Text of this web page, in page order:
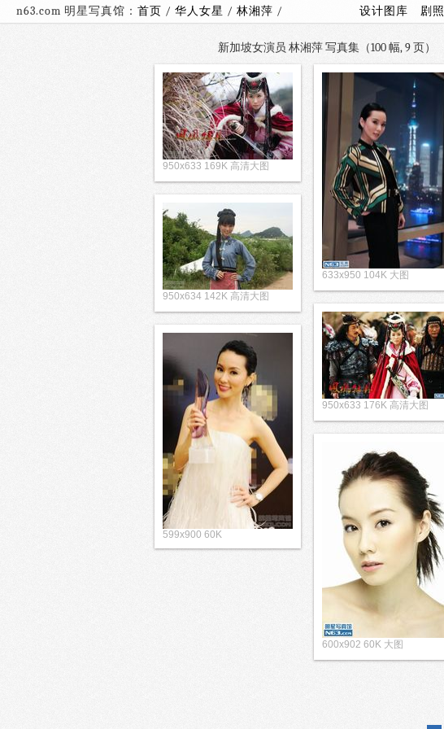
n63.com 明星写真馆： 首页 / 华人女星 / 林湘萍 / 设计图库 剧照
新加坡女演员 林湘萍 写真集（100 幅, 9 页）
950x633 169K 高清大图
633x950 104K 大图
950x634 142K 高清大图
950x633 176K 高清大图
599x900 60K
600x902 60K 大图